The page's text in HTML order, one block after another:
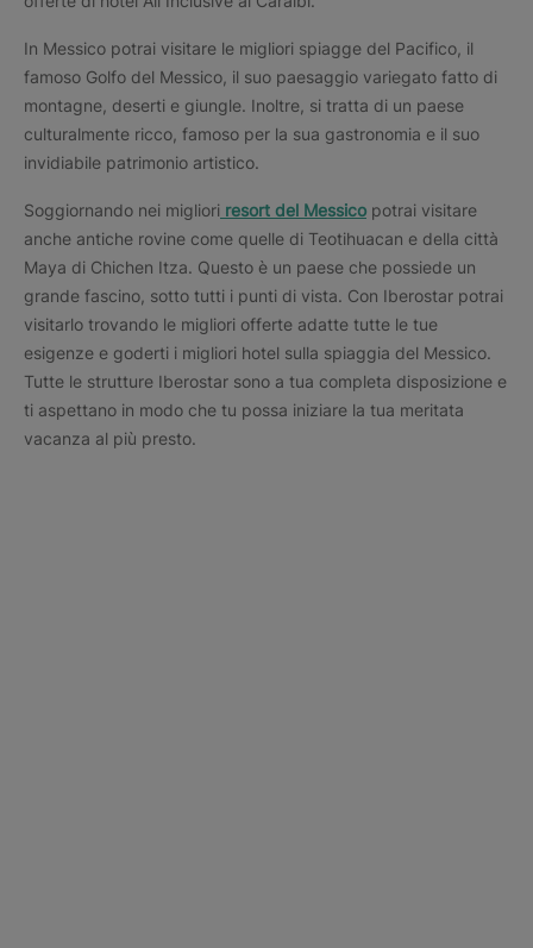
In Messico potrai visitare le migliori spiagge del Pacifico, il
famoso Golfo del Messico, il suo paesaggio variegato fatto di
montagne, deserti e giungle. Inoltre, si tratta di un paese
culturalmente ricco, famoso per la sua gastronomia e il suo
invidiabile patrimonio artistico.
Soggiornando nei migliori resort del Messico potrai visitare
anche antiche rovine come quelle di Teotihuacan e della città
Maya di Chichen Itza. Questo è un paese che possiede un
grande fascino, sotto tutti i punti di vista. Con Iberostar potrai
visitarlo trovando le migliori offerte adatte tutte le tue
esigenze e goderti i migliori hotel sulla spiaggia del Messico.
Tutte le strutture Iberostar sono a tua completa disposizione e
ti aspettano in modo che tu possa iniziare la tua meritata
vacanza al più presto.